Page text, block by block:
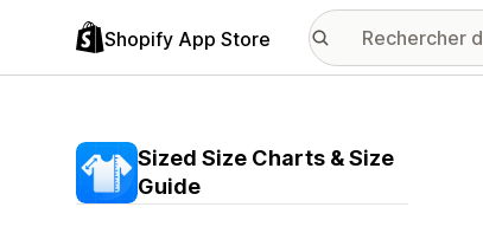
Shopify App Store
Sized Size Charts & Size
Guide